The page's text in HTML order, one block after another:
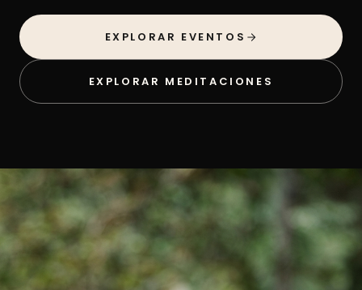
EXPLORAR EVENTOS
EXPLORAR MEDITACIONES